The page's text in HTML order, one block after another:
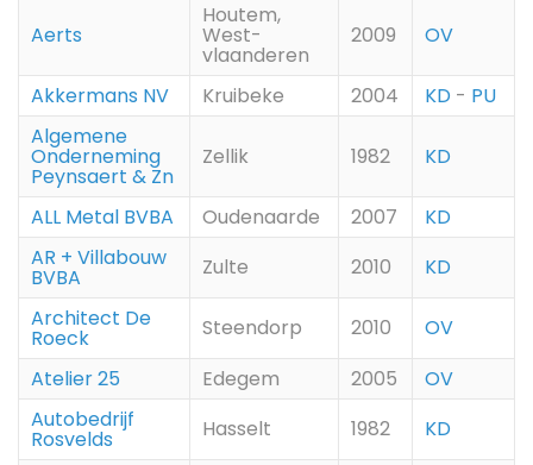
Aerts
Houtem,
West-
vlaanderen
2009 OV
Akkermans NV Kruibeke 2004 KD - PU
Algemene
Onderneming
Peynsaert & Zn
Zellik 1982 KD
ALL Metal BVBA Oudenaarde 2007
KD
AR + Villabouw
BVBA Zulte 2010
KD
Architect De
Roeck Steendorp 2010
OV
Atelier 25
Edegem 2005
OV
Autobedrijf
Rosvelds Hasselt 1982
KD